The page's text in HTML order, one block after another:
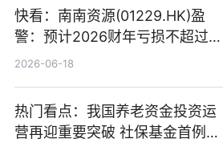
快看：南南资源(01229.HK)盈
警：预计2026财年亏损不超过
1000万港元
2026-06-18
热门看点：我国养老资金投资运
营再迎重要突破 社保基金首例期